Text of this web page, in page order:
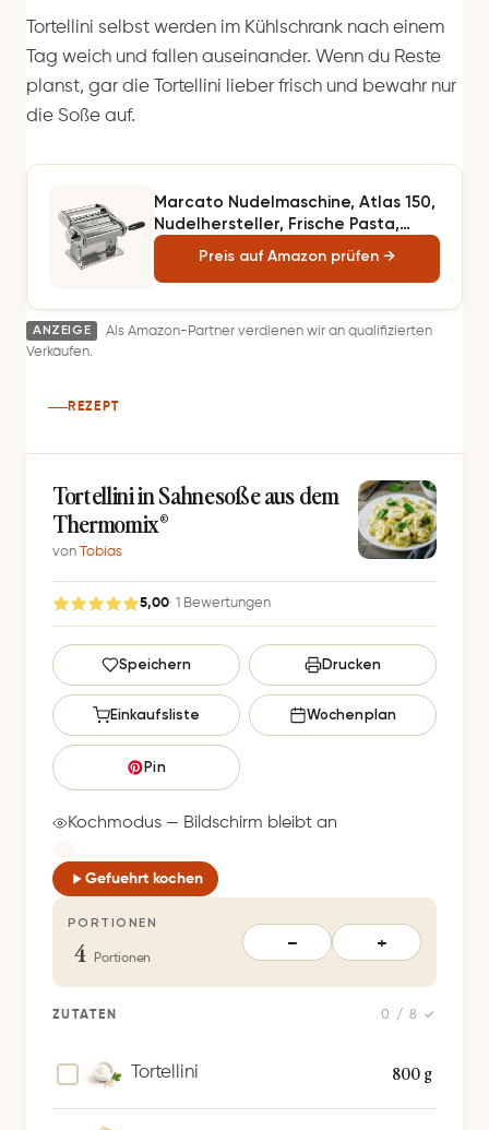
Tortellini selbst werden im Kühlschrank nach einem
Tag weich und fallen auseinander. Wenn du Reste
planst, gar die Tortellini lieber frisch und bewahr nur
die Soße auf.
Marcato Nudelmaschine, Atlas 150,
Nudelhersteller, Frische Pasta,
Lasagne, Fettuccine, Tagliolini,
Verchromter Stahl, Ko
Preis auf Amazon prüfen →
ANZEIGE
Als Amazon-Partner verdienen wir an qualifizierten
Verkäufen.
REZEPT
Tor­tel­li­ni in Sah­ne­so­ße aus dem
Thermomix®
von Tobias
5,00· 1 Bewertungen
G
e
s
e
c
e
r
p
e
c
Speichern Drucken
Einkaufsliste Wochenplan
Pin
Kochmodus — Bildschirm bleibt an
Gefuehrt kochen
PORTIONEN
4 Portionen
− +
ZUTATEN 0 / 8 ✓
800 g
Tortellini